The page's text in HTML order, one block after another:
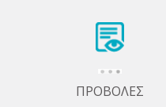
ΠΡΟΒΟΛΕΣ